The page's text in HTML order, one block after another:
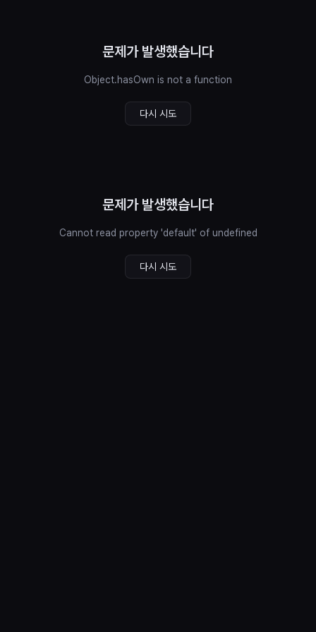
문제가 발생했습니다
Object.hasOwn is not a function
다시 시도
문제가 발생했습니다
Cannot read property 'default' of undefined
다시 시도